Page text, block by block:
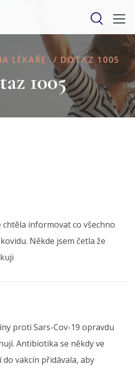
LÉKAŘE / DOTAZ 1005
1005
chtěla informovat co všechno
Někde jsem četla že
proti Sars-Cov-19 opravdu
Antibiotika se někdy ve
vakcín přidávala, aby